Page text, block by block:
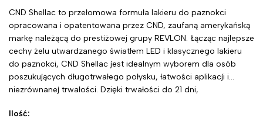
CND Shellac to przełomowa formuła lakieru do paznokci
opracowana i opatentowana przez CND, zaufaną amerykańską
markę należącą do prestiżowej grupy REVLON. Łącząc najlepsze
cechy żelu utwardzanego światłem LED i klasycznego lakieru
do paznokci, CND Shellac jest idealnym wyborem dla osób
poszukujących długotrwałego połysku, łatwości aplikacji i
niezrównanej trwałości. Dzięki trwałości do 21 dni,
łatwemu usuwaniu w ciągu zaledwie kilku minut, ten hybrydowy
Ilość: